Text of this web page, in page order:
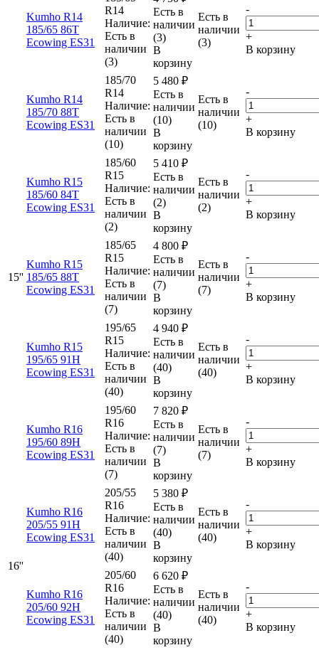
Kumho R14
185/65 86T
Ecowing ES31
R14
Наличие:
Есть в
наличии
(3)
Есть в
наличии
(3)
В
корзину
Есть в
наличии
(3)
-
+
В корзину
Kumho R14
185/70 88T
Ecowing ES31
185/70
R14
Наличие:
Есть в
наличии
(10)
5 480 ₽
Есть в
наличии
(10)
В
корзину
Есть в
наличии
(10)
-
+
В корзину
15''
Kumho R15
185/60 84T
Ecowing ES31
185/60
R15
Наличие:
Есть в
наличии
(2)
5 410 ₽
Есть в
наличии
(2)
В
корзину
Есть в
наличии
(2)
-
+
В корзину
Kumho R15
185/65 88T
Ecowing ES31
185/65
R15
Наличие:
Есть в
наличии
(7)
4 800 ₽
Есть в
наличии
(7)
В
корзину
Есть в
наличии
(7)
-
+
В корзину
Kumho R15
195/65 91H
Ecowing ES31
195/65
R15
Наличие:
Есть в
наличии
(40)
4 940 ₽
Есть в
наличии
(40)
В
корзину
Есть в
наличии
(40)
-
+
В корзину
16''
Kumho R16
195/60 89H
Ecowing ES31
195/60
R16
Наличие:
Есть в
наличии
(7)
7 820 ₽
Есть в
наличии
(7)
В
корзину
Есть в
наличии
(7)
-
+
В корзину
Kumho R16
205/55 91H
Ecowing ES31
205/55
R16
Наличие:
Есть в
наличии
(40)
5 380 ₽
Есть в
наличии
(40)
В
корзину
Есть в
наличии
(40)
-
+
В корзину
Kumho R16
205/60 92H
Ecowing ES31
205/60
R16
Наличие:
Есть в
наличии
(40)
6 620 ₽
Есть в
наличии
(40)
В
корзину
Есть в
наличии
(40)
-
+
В корзину